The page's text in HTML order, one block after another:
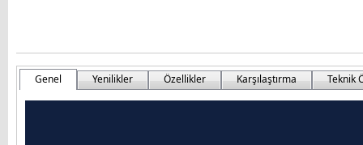
Genel Yenilikler Özellikler Karşılaştırma Teknik